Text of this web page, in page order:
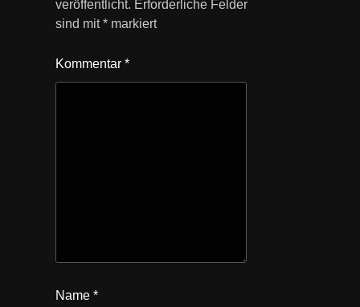
veröffentlicht. Erforderliche Felder
sind mit* markiert
Kommentar *
Name *